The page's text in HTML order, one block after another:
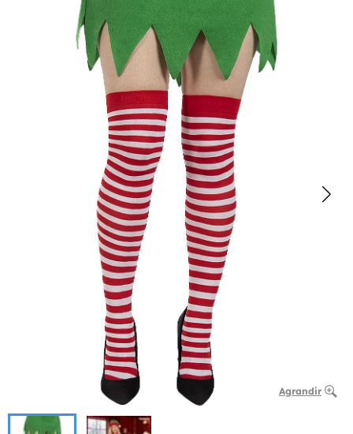
Agrandir